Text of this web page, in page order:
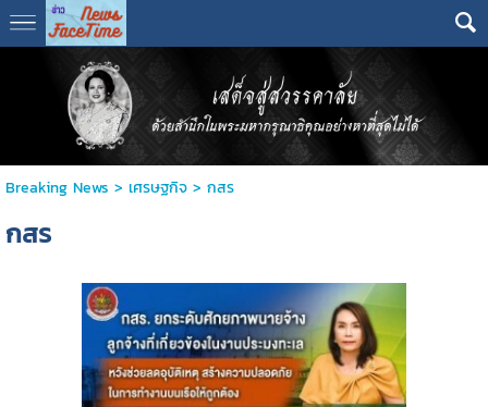
Breaking News > เศรษฐกิจ> กสร
กสร